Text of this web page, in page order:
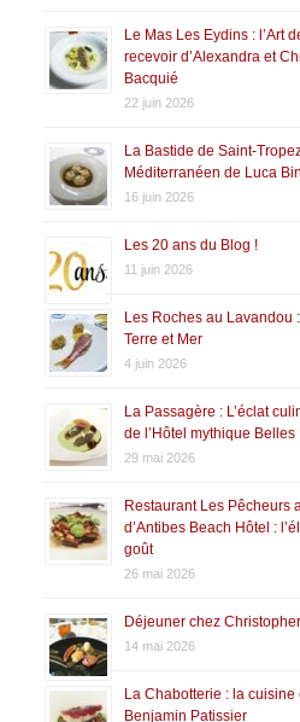
Le Mas Les Eydins : l’Art
recevoir d’Alexandra et
Bacquié
22 juin 2026
La Bastide de Saint-
Méditerranéen de Luca
16 juin 2026
Les 20 ans du Blog !
11 juin 2026
Les Roches au Lavandou
Terre et Mer
4 juin 2026
La Passagère : L’éclat
de l’Hôtel mythique Belles
29 mai 2026
Restaurant Les Pêcheurs
d’Antibes Beach Hôtel :
goût
26 mai 2026
Déjeuner chez
14 mai 2026
La Chabotterie : la cuisine
Benjamin Patissier